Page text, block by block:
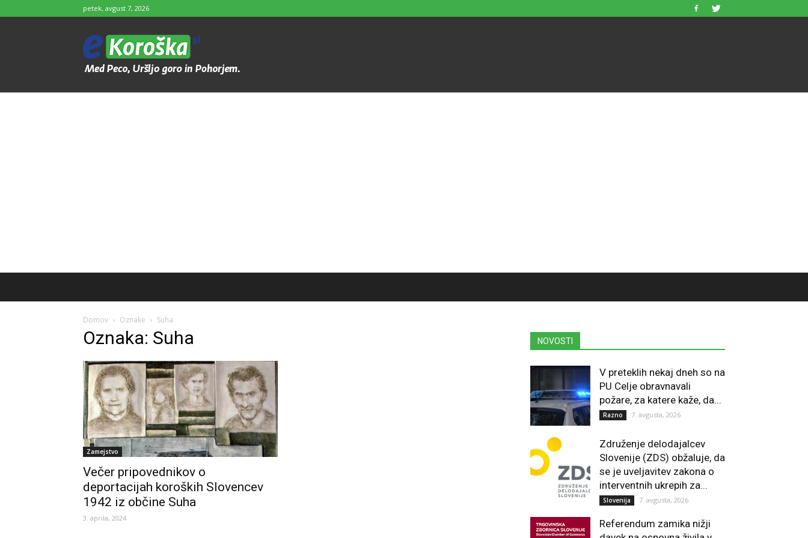
petek, avgust 7, 2026
e-
Koroška
Domov Oznake Suha
Oznaka: Suha
Zamejstvo
Večer pripovednikov o
deportacijah koroških Slovencev
1942 iz občine Suha
3. aprila, 2024
NOVOSTI
V preteklih nekaj dneh so na
PU Celje obravnavali
požare, za katere kaže, da...
Razno 7. avgusta, 2026
Združenje delodajalcev
Slovenije (ZDS) obžaluje, da
se je uveljavitev zakona o
interventnih ukrepih za...
Slovenija 7. avgusta, 2026
Referendum zamika nižji